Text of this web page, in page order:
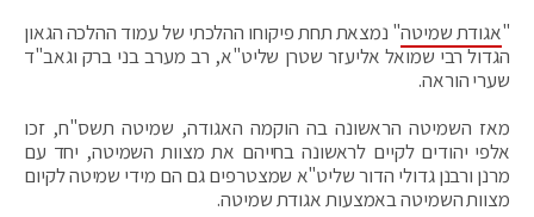
"אגודת שמיטה" נמצאת תחת פיקוחו ההלכתי של עמוד ההלכה הגאון
הגדול רבי שמואל אליעזר שטרן שליט"א, רב מערב בני ברק וגאב"ד
שערי הוראה.
מאז השמיטה הראשונה בה הוקמה האגודה, שמיטה תשס"ח, זכו
אלפי יהודים לקיים לראשונה בחייהם את מצוות השמיטה, יחד עם
מרנן ורבנן גדולי הדור שליט"א שמצטרפים גם הם מידי שמיטה לקיום
מצוות השמיטה באמצעות אגודת שמיטה.